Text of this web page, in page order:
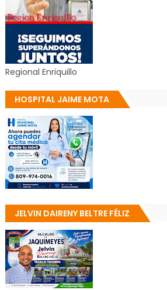
Regional Enriquillo
HOSPITAL JAIME MOTA
JELVIN DAIRENY BELTRE FÉLIZ